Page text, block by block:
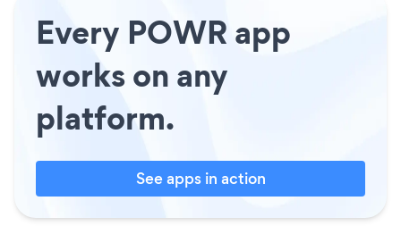
Every POWR app
works on any
platform.
See apps in action